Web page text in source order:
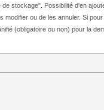
stockage". Possibilité d'en
modifier ou de les annuler. Si
(obligatoire ou non) pour la